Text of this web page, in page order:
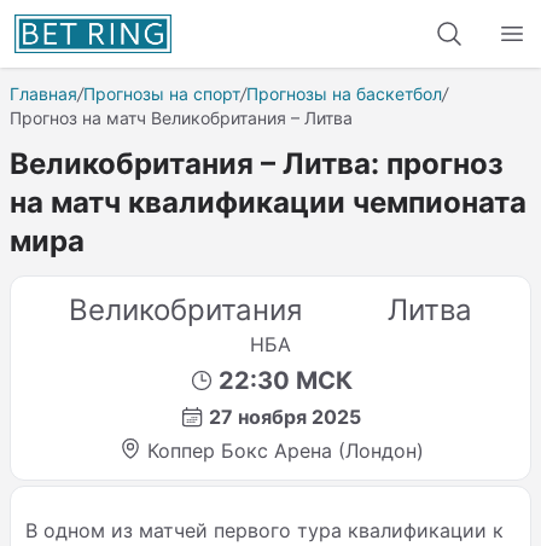
Главная/Прогнозы на спорт/Прогнозы на баскетбол/
Прогноз на матч Великобритания – Литва
Великобритания – Литва: прогноз
на матч квалификации чемпионата
мира
Великобритания
Литва
НБА
22:30 МСК
27 ноября 2025
Коппер Бокс Арена (Лондон)
В одном из матчей первого тура квалификации к